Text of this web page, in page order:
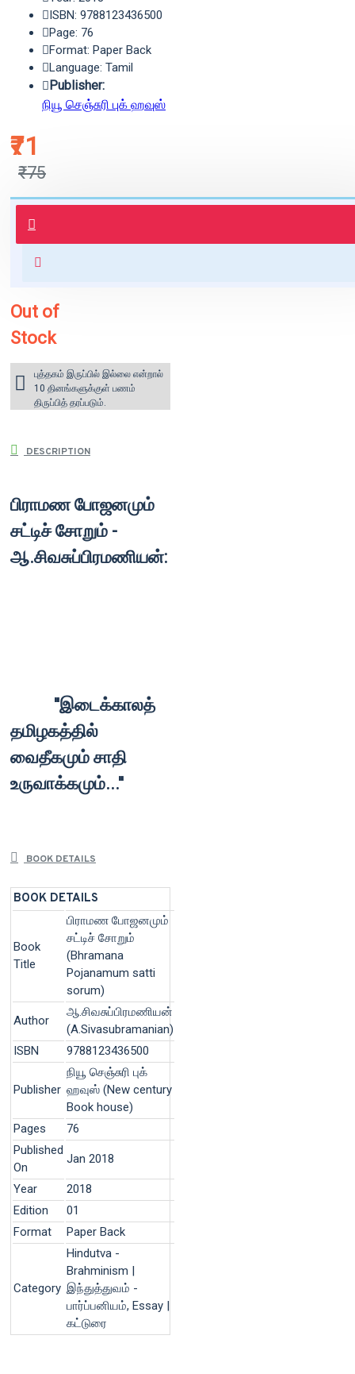
₹71
₹75
ISBN: 9788123436500
Page: 76
Format: Paper Back
Language: Tamil
Publisher:
நியூ செஞ்சுரி புக் ஹவுஸ்
புத்தகம் 3 - 7 நாட்களில் அனுப்பி
வைக்கப்படும்.
for orders above ₹1000 within
Out of
Stock
புத்தகம் இருப்பில் இல்லை என்றால்
10 தினங்களுக்குள் பணம்
திருப்பித் தரப்படும்.
DESCRIPTION
பிராமண போஜனமும்
சட்டிச் சோறும் -
ஆ.சிவசுப்பிரமணியன்:
''இடைக்காலத்
தமிழகத்தில்
வைதீகமும் சாதி
உருவாக்கமும்...''
BOOK DETAILS
BOOK DETAILS
Book
Title
பிராமண போஜனமும்
சட்டிச் சோறும்
(Bhramana
Pojanamum satti
sorum)
Author
ஆ.சிவசுப்பிரமணியன்
(A.Sivasubramanian)
ISBN
9788123436500
Publisher
நியூ செஞ்சுரி புக்
ஹவுஸ் (New century
Book house)
Pages
76
Published
On
Jan 2018
Year
2018
Edition
01
Format
Paper Back
Category
Hindutva -
Brahminism |
இந்துத்துவம் -
பார்ப்பனியம், Essay |
கட்டுரை